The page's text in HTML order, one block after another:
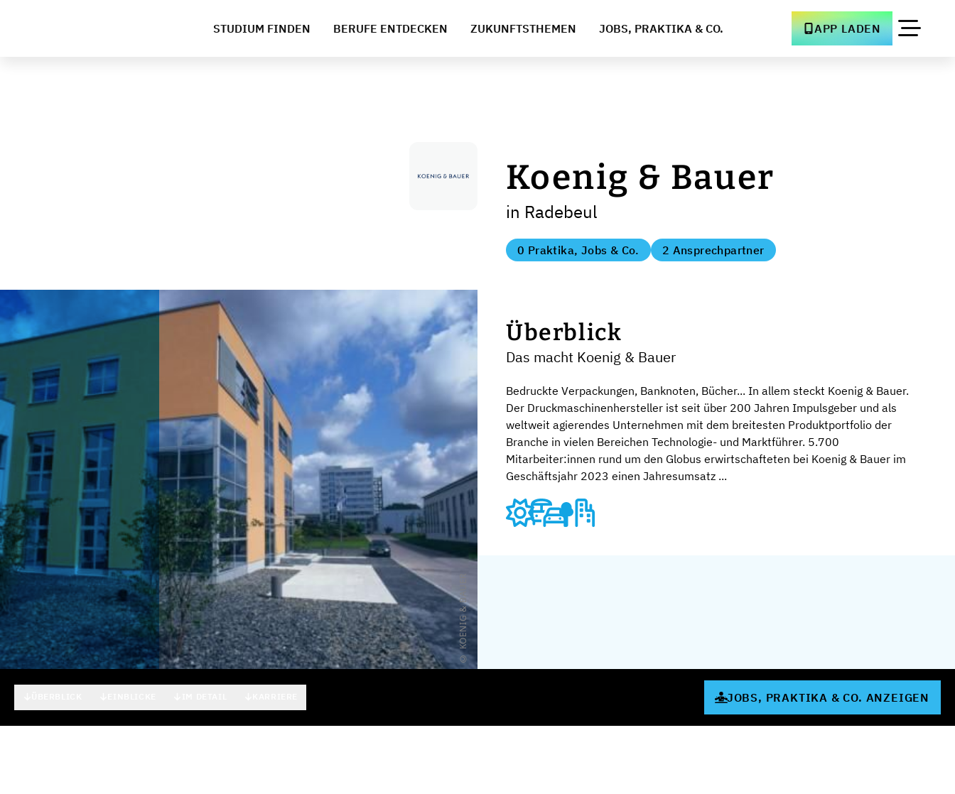
STUDIUM FINDEN BERUFE ENTDECKEN ZUKUNFTSTHEMEN JOBS, PRAKTIKA & CO. APP LADEN
Koenig & Bauer
in Radebeul
0 Praktika, Jobs & Co. 2 Ansprechpartner
© KOENIG & BAUER
Koenig & Bauer
Überblick
Das macht Koenig & Bauer
Bedruckte Verpackungen, Banknoten, Bücher... In allem steckt Koenig & Bauer.
Der Druckmaschinenhersteller ist seit über 200 Jahren Impulsgeber und als
weltweit agierendes Unternehmen mit dem breitesten Produktportfolio der
Branche in vielen Bereichen Technologie- und Marktführer. 5.700
Mitarbeiter:innen rund um den Globus erwirtschafteten bei Koenig & Bauer im
Geschäftsjahr 2023 einen Jahresumsatz ...
JOBS, PRAKTIKA & CO. ANZEIGEN